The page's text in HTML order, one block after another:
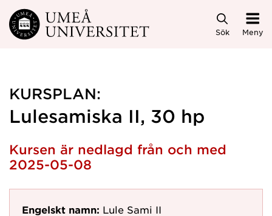
Hoppa direkt till innehållet
Sök Meny
KURSPLAN:
Lulesamiska II, 30 hp
Kursen är nedlagd från och med
2025-05-08
Engelskt namn: Lule Sami II